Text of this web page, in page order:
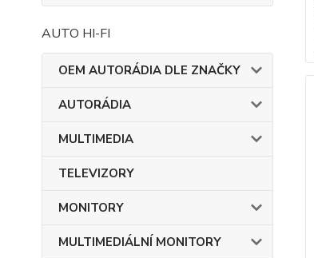
AUTO HI-FI
OEM AUTORÁDIA DLE ZNAČKY
AUTORÁDIA
MULTIMEDIA
TELEVIZORY
MONITORY
MULTIMEDIÁLNÍ MONITORY